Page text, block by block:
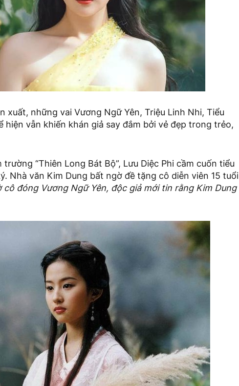
xuất, những vai Vương Ngữ Yên, Triệu Linh Nhi, Tiểu
hiện vẫn khiến khán giả say đắm bởi vẻ đẹp trong trẻo,
“Thiên Long Bát Bộ”, Lưu Diệc Phi cầm cuốn tiểu
Nhà văn Kim Dung bất ngờ đề tặng cô diễn viên 15 tuổi
cô đóng Vương Ngữ Yên, độc giả mới tin rằng Kim Dung